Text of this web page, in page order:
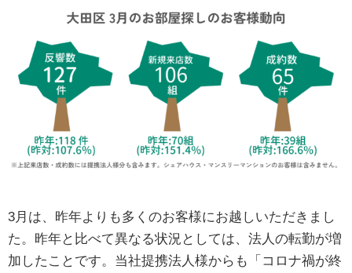
3月は、昨年よりも多くのお客様にお越しいただきまし
た。昨年と比べて異なる状況としては、法人の転勤が増
加したことです。当社提携法人様からも「コロナ禍が終